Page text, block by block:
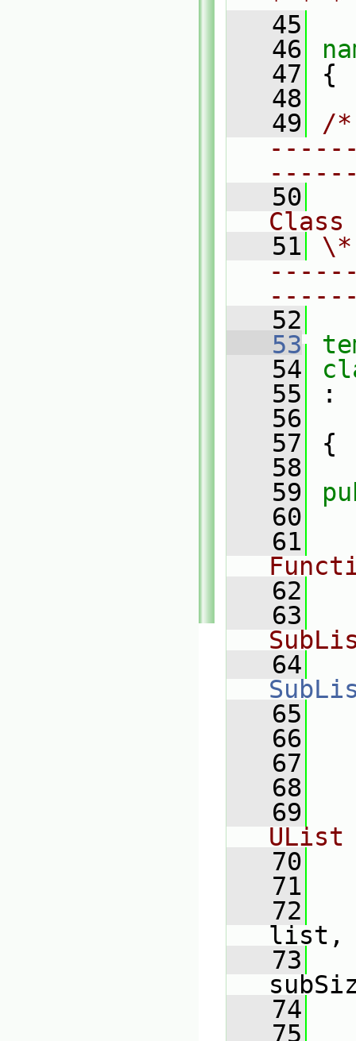
   45
   46
   47
{
   48
   49
/
   50
   51
   52
   53
   54
   55
:
   56
   57
{
   58
   59
   60
   61
   62
   63
   64
   65
   66
   67
   68
   69
   70
   71
   72
list,
   73
   74
   75